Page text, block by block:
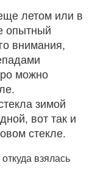
летом или в
опытный
внимания,
можно
зимой
вот так и
стекле.
взялась